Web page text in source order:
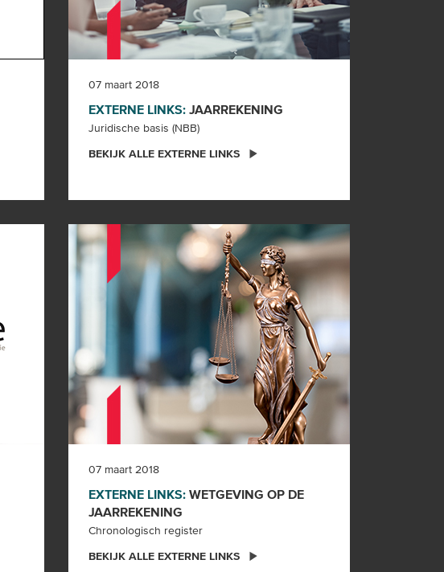
07 maart 2018
EXTERNE LINKS:JAARREKENING
Juridische basis (NBB)
BEKIJK ALLE EXTERNE LINKS
07 maart 2018
EXTERNE LINKS:WETGEVING OP DE
JAARREKENING
Chronologisch register
BEKIJK ALLE EXTERNE LINKS